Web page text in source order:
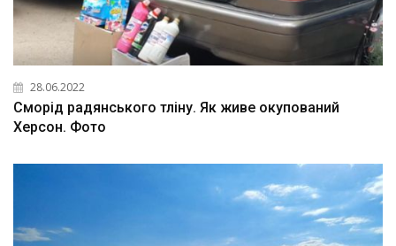
28.06.2022
Сморід радянського тліну. Як живе окупований
Херсон. Фото